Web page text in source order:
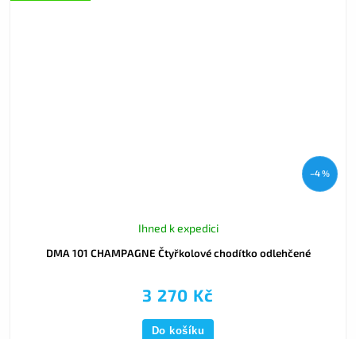
–4 %
DMA 101 CHAMPAGNE Čtyřkolové chodítko odlehčené
Ihned k expedici
3 270 Kč
Do košíku